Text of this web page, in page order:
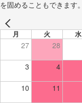
を固めることもできます。
月 火 水
27 28
3 4
10 11